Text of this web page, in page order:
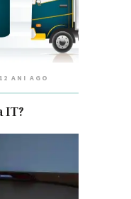
12 ANI AGO
IT?